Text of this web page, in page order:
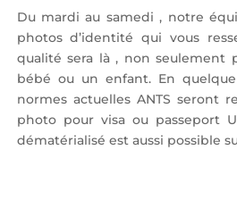
Du mardi au samedi , notre
photos d’identité qui vous
qualité sera là , non seulement
bébé ou un enfant. En
normes actuelles ANTS seront
photo pour visa ou passeport
dématérialisé est aussi possible